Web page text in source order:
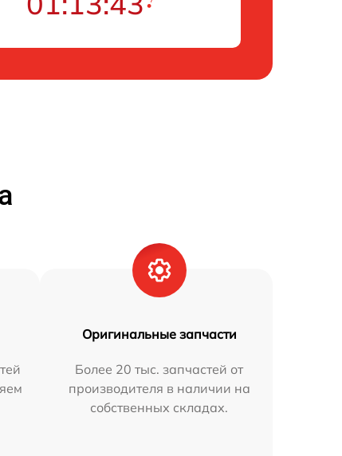
Оригинальные запчасти
Более 20 тыс. запчастей от
производителя в наличии на
собственных складах.